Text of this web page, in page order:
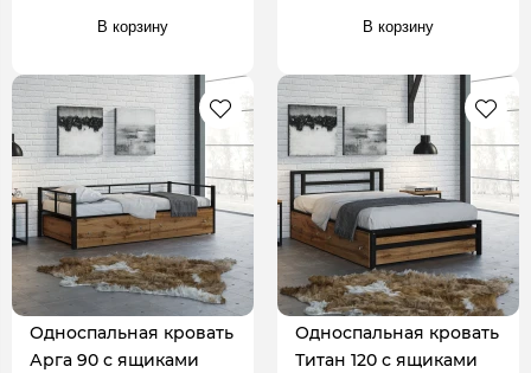
В корзину В корзину
Односпальная кровать
Арга 90 с ящиками
Односпальная кровать
Титан 120 с ящиками